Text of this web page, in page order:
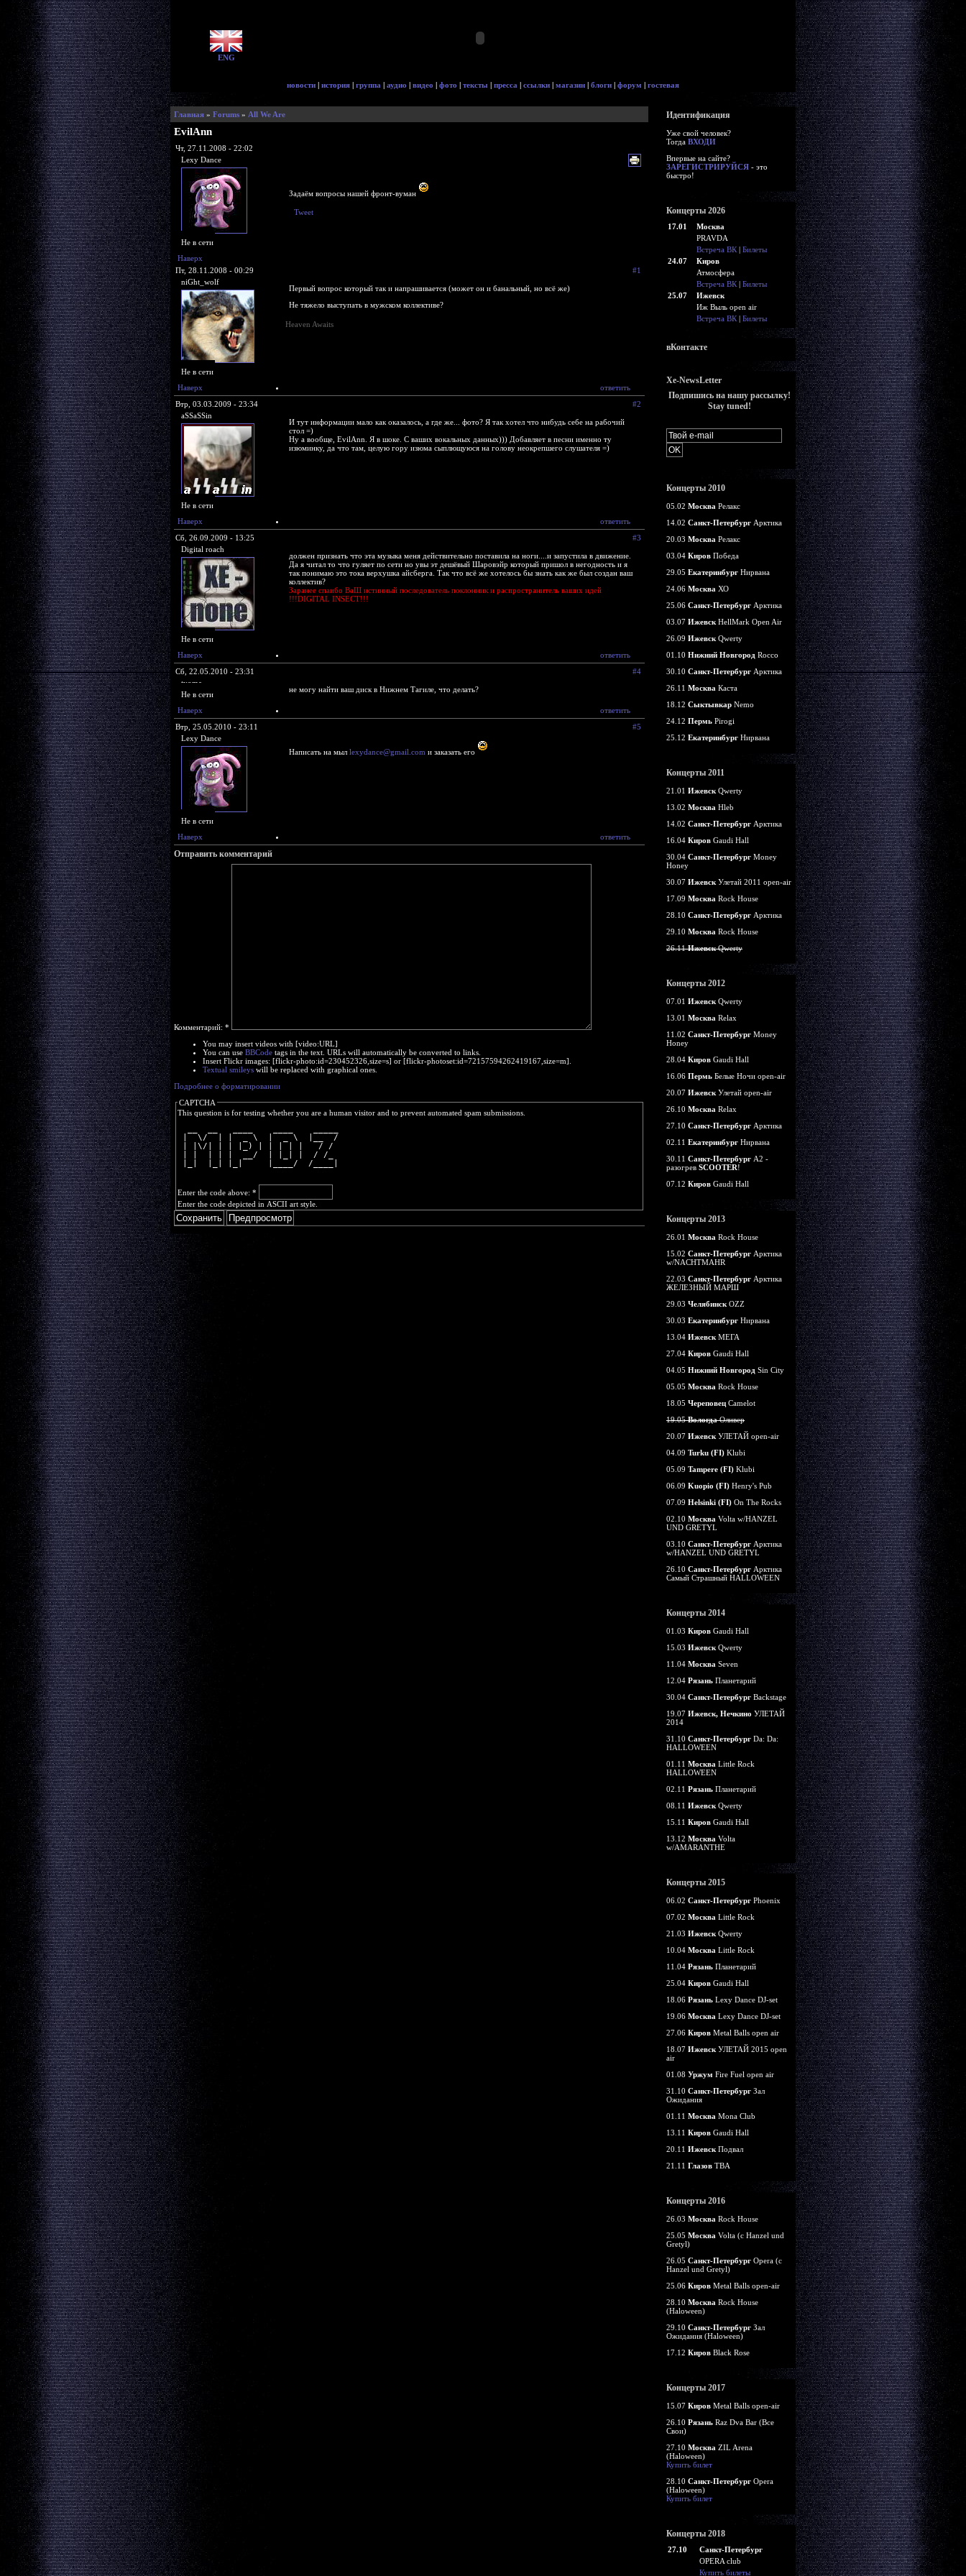
ENG
новости | история | группа | аудио | видео | фото | тексты | пресса | ссылки | магазин | блоги | форум | гостевая
Главная » Forums » All We Are
EvilAnn
Чт, 27.11.2008 - 22:02
Lexy Dance
Не в сети
Задаём вопросы нашей фронт-вуман
Tweet
Наверх
Пт, 28.11.2008 - 00:29
#1
niGht_wolf
Не в сети
Первый вопрос который так и напрашивается (может он и банальный, но всё же)
Не тяжело выступать в мужском коллективе?
Heaven Awaits
Наверх
ответить
Втр, 03.03.2009 - 23:34
#2
aSSaSSin
Не в сети
И тут информации мало как оказалось, а где же... фото? Я так хотел что нибудь себе на рабочий
стол =)
Ну а вообще, EvilAnn. Я в шоке. С ваших вокальных данных))) Добавляет в песни именно ту
изюминку, да что там, целую гору изюма сыплющуюся на голову неокрепшего слушателя =)
Наверх
ответить
Сб, 26.09.2009 - 13:25
#3
Digital roach
Не в сети
должен признать что эта музыка меня действительно поставила на ноги....и запустила в движение.
Да я читал то что гуляет по сети но увы эт дешёвый Шаровэйр который пришол в негодность и я
так понимаю это тока верхушка айсберга. Так что всё же хотелось бы знать как же был создан ваш
коллектив?
Заранее спаибо ВаШ истинный последователь поклонник и распространитель ваших идей
!!!DIGITAL INSECT!!!
Наверх
ответить
Сб, 22.05.2010 - 23:31
#4
tyoma
Не в сети
не могу найти ваш диск в Нижнем Тагиле, что делать?
Наверх
ответить
Втр, 25.05.2010 - 23:11
#5
Lexy Dance
Не в сети
Написать на мыл lexydance@gmail.com и заказать его
Наверх ответить
Отправить комментарий
Комментарий: *
You may insert videos with [video:URL]
You can use BBCode tags in the text. URLs will automatically be converted to links.
Insert Flickr images: [flickr-photo:id=230452326,size=s] or [flickr-photoset:id=72157594262419167,size=m].
Textual smileys will be replaced with graphical ones.
Подробнее о форматировании
CAPTCHA
This question is for testing whether you are a human visitor and to prevent automated spam submissions.
|  \/  | |  _ \  |  _ \  |__  /
| |\/| | | |_) | | | | |   / /
| |  | | |  __/  | |_| |  / /_
|_|  |_| |_|     |____/  /____|
Enter the code above: *
Enter the code depicted in ASCII art style.
Идентификация
Уже свой человек?
Тогда ВХОДИ
Впервые на сайте?
ЗАРЕГИСТРИРУЙСЯ - это
быстро!
Концерты 2026
17.01
Москва
PRAVDA
Встреча ВК | Билеты
24.07
Киров
Атмосфера
Встреча ВК | Билеты
25.07
Ижевск
Иж Выль open air
Встреча ВК | Билеты
вКонтакте
Xe-NewsLetter
Подпишись на нашу рассылку!
Stay tuned!
Концерты 2010
05.02 Москва Релакс
14.02 Санкт-Петербург Арктика
20.03 Москва Релакс
03.04 Киров Победа
29.05 Екатеринбург Нирвана
24.06 Москва ХО
25.06 Санкт-Петербург Арктика
03.07 Ижевск HellMark Open Air
26.09 Ижевск Qwerty
01.10 Нижний Новгород Rocco
30.10 Санкт-Петербург Арктика
26.11 Москва Каста
18.12 Сыктывкар Nemo
24.12 Пермь Pirogi
25.12 Екатеринбург Нирвана
Концерты 2011
21.01 Ижевск Qwerty
13.02 Москва Hleb
14.02 Санкт-Петербург Арктика
16.04 Киров Gaudi Hall
30.04 Санкт-Петербург Money
Honey
30.07 Ижевск Улетай 2011 open-air
17.09 Москва Rock House
28.10 Санкт-Петербург Арктика
29.10 Москва Rock House
26.11ИжевскQwerty
Концерты 2012
07.01 Ижевск Qwerty
13.01 Москва Relax
11.02 Санкт-Петербург Money
Honey
28.04 Киров Gaudi Hall
16.06 Пермь Белые Ночи open-air
20.07 Ижевск Улетай open-air
26.10 Москва Relax
27.10 Санкт-Петербург Арктика
02.11 Екатеринбург Нирвана
30.11 Санкт-Петербург А2 -
разогрев SCOOTER!
07.12 Киров Gaudi Hall
Концерты 2013
26.01 Москва Rock House
15.02 Санкт-Петербург Арктика
w/NACHTMAHR
22.03 Санкт-Петербург Арктика
ЖЕЛЕЗНЫЙ МАРШ
29.03 Челябинск OZZ
30.03 Екатеринбург Нирвана
13.04 Ижевск МЕГА
27.04 Киров Gaudi Hall
04.05 Нижний Новгород Sin City
05.05 Москва Rock House
18.05 Череповец Camelot
19.05ВологдаОливер
20.07 Ижевск УЛЕТАЙ open-air
04.09 Turku (FI) Klubi
05.09 Tampere (FI) Klubi
06.09 Kuopio (FI) Henry's Pub
07.09 Helsinki (FI) On The Rocks
02.10 Москва Volta w/HANZEL
UND GRETYL
03.10 Санкт-Петербург Арктика
w/HANZEL UND GRETYL
26.10 Санкт-Петербург Арктика
Самый Страшный HALLOWEEN
Концерты 2014
01.03 Киров Gaudi Hall
15.03 Ижевск Qwerty
11.04 Москва Seven
12.04 Рязань Планетарий
30.04 Санкт-Петербург Backstage
19.07 Ижевск, Нечкино УЛЕТАЙ
2014
31.10 Санкт-Петербург Da: Da:
HALLOWEEN
01.11 Москва Little Rock
HALLOWEEN
02.11 Рязань Планетарий
08.11 Ижевск Qwerty
15.11 Киров Gaudi Hall
13.12 Москва Volta
w/AMARANTHE
Концерты 2015
06.02 Санкт-Петербург Phoenix
07.02 Москва Little Rock
21.03 Ижевск Qwerty
10.04 Москва Little Rock
11.04 Рязань Планетарий
25.04 Киров Gaudi Hall
18.06 Рязань Lexy Dance DJ-set
19.06 Москва Lexy Dance DJ-set
27.06 Киров Metal Balls open air
18.07 Ижевск УЛЕТАЙ 2015 open
air
01.08 Уржум Fire Fuel open air
31.10 Санкт-Петербург Зал
Ожидания
01.11 Москва Mona Club
13.11 Киров Gaudi Hall
20.11 Ижевск Подвал
21.11 Глазов TBA
Концерты 2016
26.03 Москва Rock House
25.05 Москва Volta (c Hanzel und
Gretyl)
26.05 Санкт-Петербург Opera (c
Hanzel und Gretyl)
25.06 Киров Metal Balls open-air
28.10 Москва Rock House
(Haloween)
29.10 Санкт-Петербург Зал
Ожидания (Haloween)
17.12 Киров Black Rose
Концерты 2017
15.07 Киров Metal Balls open-air
26.10 Рязань Raz Dva Bar (Все
Свои)
27.10 Москва ZIL Arena
(Haloween)
Купить билет
28.10 Санкт-Петербург Opera
(Haloween)
Купить билет
Концерты 2018
27.10
Санкт-Петербург
OPERA club
Купить билеты